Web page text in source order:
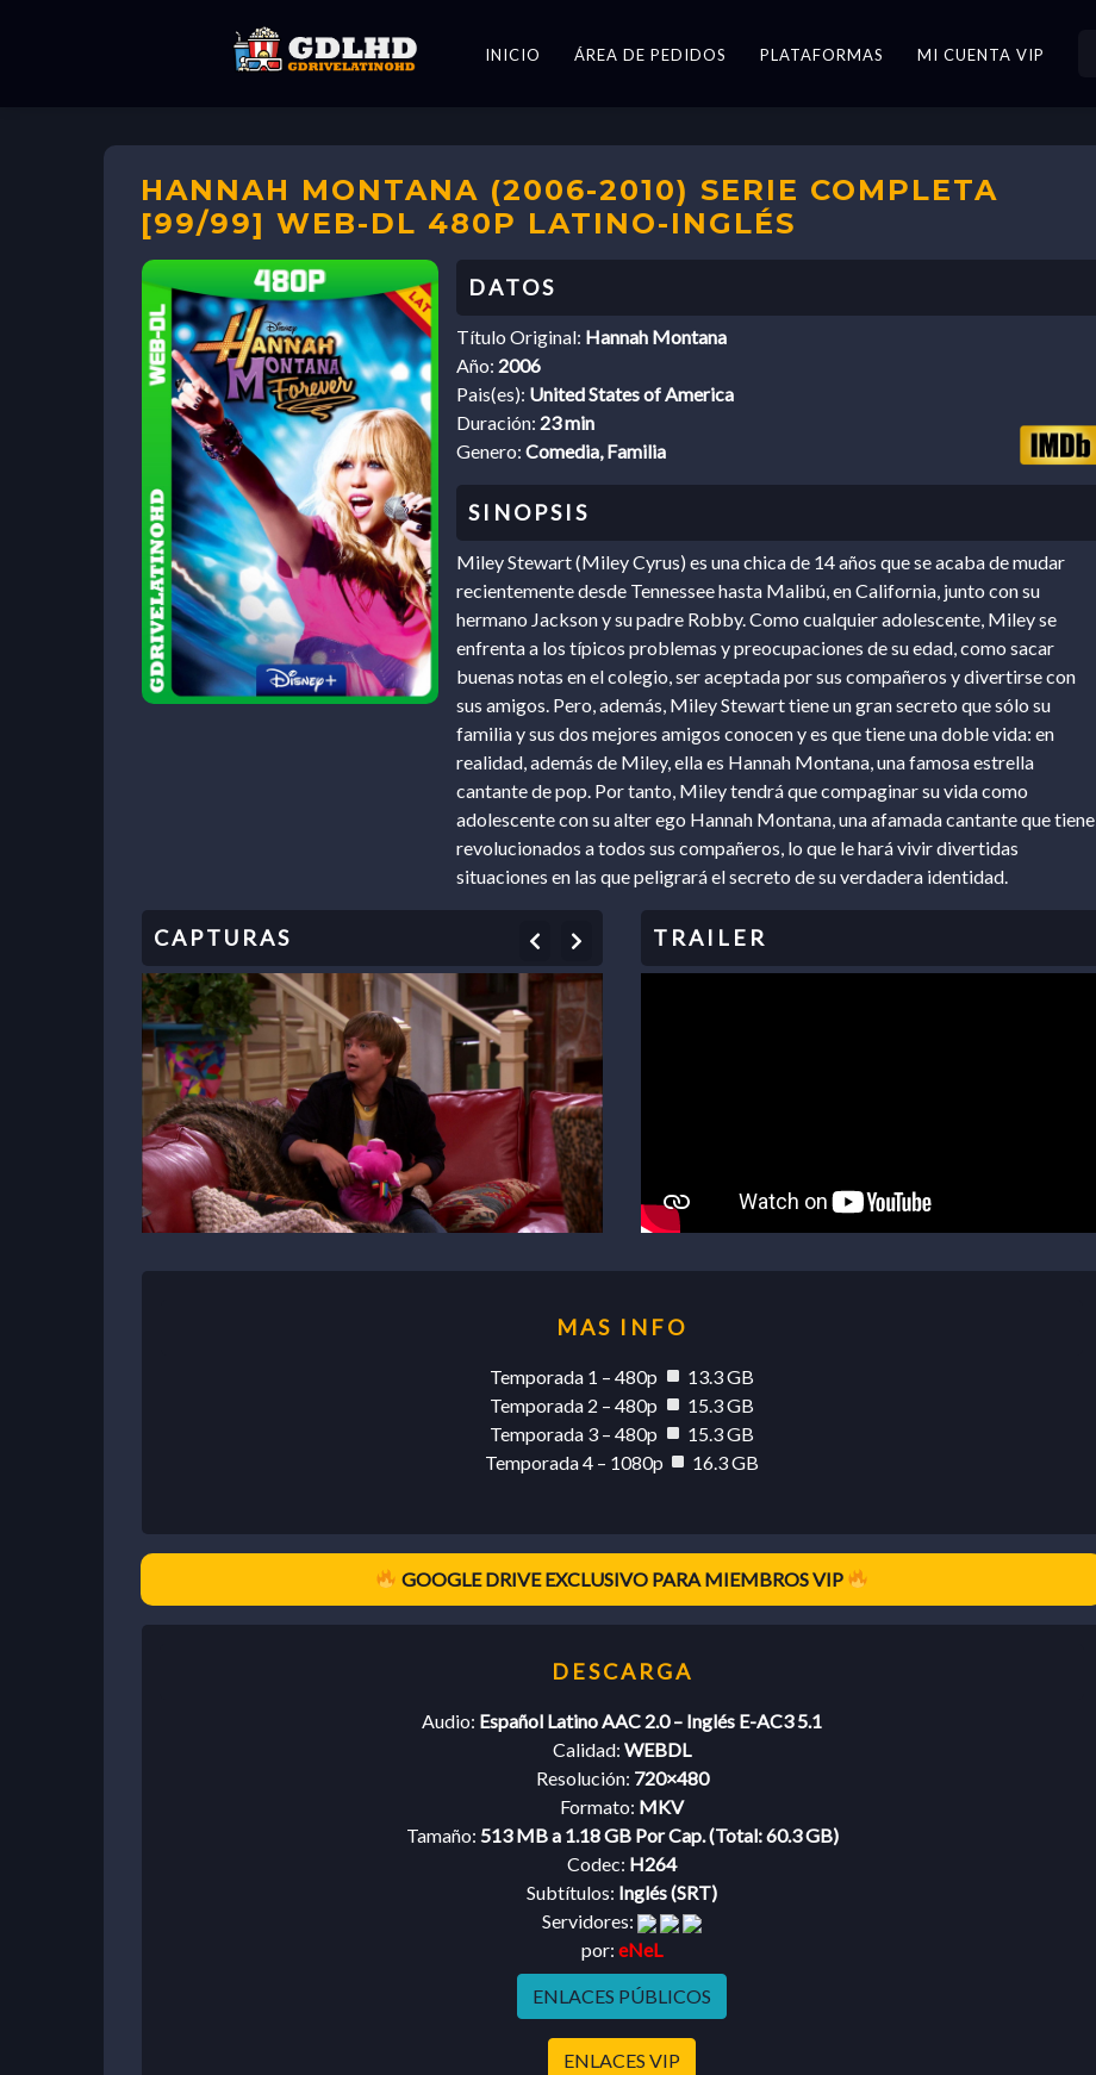
INICIO ÁREA DE PEDIDOS PLATAFORMAS MI CUENTA VIP
HANNAH MONTANA (2006-2010) SERIE COMPLETA
[99/99] WEB-DL 480P LATINO-INGLÉS
Título Original: Hannah Montana
Año: 2006
Pais(es): United States of America
Duración: 23 min
Genero: Comedia, Familia
Miley Stewart (Miley Cyrus) es una chica de 14 años que se acaba de mudar
recientemente desde Tennessee hasta Malibú, en California, junto con su
hermano Jackson y su padre Robby. Como cualquier adolescente, Miley se
enfrenta a los típicos problemas y preocupaciones de su edad, como sacar
buenas notas en el colegio, ser aceptada por sus compañeros y divertirse con
sus amigos. Pero, además, Miley Stewart tiene un gran secreto que sólo su
familia y sus dos mejores amigos conocen y es que tiene una doble vida: en
realidad, además de Miley, ella es Hannah Montana, una famosa estrella
cantante de pop. Por tanto, Miley tendrá que compaginar su vida como
adolescente con su alter ego Hannah Montana, una afamada cantante que tiene
revolucionados a todos sus compañeros, lo que le hará vivir divertidas
situaciones en las que peligrará el secreto de su verdadera identidad.
Previous
Temporada 1 – 480p
13.3 GB
Temporada 4 – 1080p
16.3 GB
GOOGLE DRIVE EXCLUSIVO PARA MIEMBROS VIP
Español Latino AAC 2.0 – Inglés E-AC3 5.1
Calidad:WEBDL
Resolución:720×480
Formato:MKV
513 MB a 1.18 GB Por Cap. (Total: 60.3 GB)
Codec:H264
Subtítulos:Inglés (SRT)
Servidores:
por:eNeL